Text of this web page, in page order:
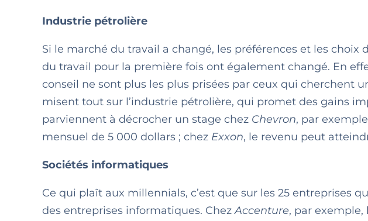
Industrie pétrolière
Si le marché du travail a changé, les préférences et les
du travail pour la première fois ont également changé. En
conseil ne sont plus les plus prisées par ceux qui cherchent
misent tout sur l’industrie pétrolière, qui promet des gains
parviennent à décrocher un stage chez Chevron, par
mensuel de 5 000 dollars ; chez Exxon, le revenu peut
Sociétés informatiques
Ce qui plaît aux millennials, c’est que sur les 25 entreprises
des entreprises informatiques. ChezAccenture, par exemple,